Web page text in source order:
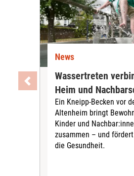
News
Wassertreten
Heim und
Ein Kneipp-Becken vor
Altenheim bringt
Kinder und
zusammen – und
die Gesundheit.